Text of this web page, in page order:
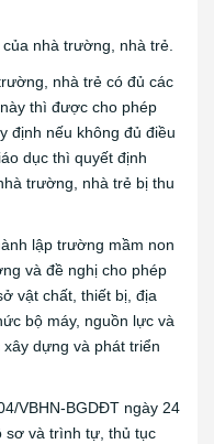
nhà trường, nhà trẻ.
nhà trẻ có đủ các
thì được cho phép
định nếu không đủ điều
dục thì quyết định
trường, nhà trẻ bị thu
lập trường mầm non
và đề nghị cho phép
vật chất, thiết bị, địa
bộ máy, nguồn lực và
dựng và phát triển
VBHN-BGDĐT ngày 24
và trình tự, thủ tục